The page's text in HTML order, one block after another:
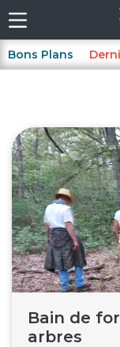
Bons Plans
Bain de
arbres